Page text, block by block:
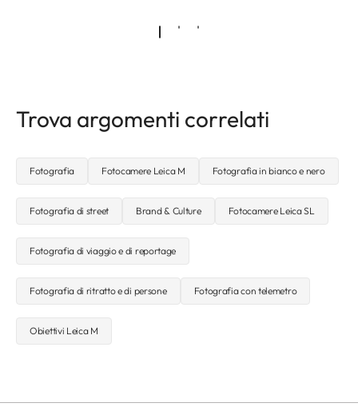
Trova argomenti correlati
Fotografia Fotocamere Leica M Fotografia in bianco e nero
Fotografia di street Brand & Culture Fotocamere Leica SL
Fotografia di viaggio e di reportage
Fotografia di ritratto e di persone Fotografia con telemetro
Obiettivi Leica M